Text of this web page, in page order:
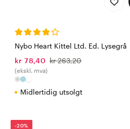
Nybo Heart Kittel Ltd. Ed. Lysegrå
kr 78,40 kr 263,20
(ekskl. mva)
Midlertidig utsolgt
-20%